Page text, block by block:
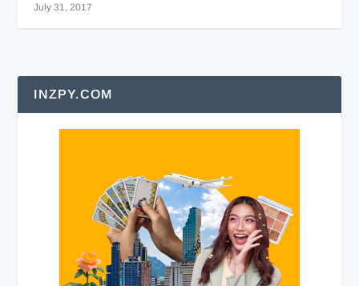
July 31, 2017
INZPY.COM